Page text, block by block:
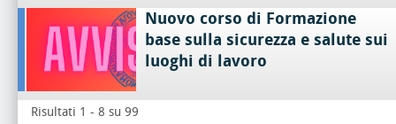
Nuovo corso di Formazione
base sulla sicurezza e salute sui
luoghi di lavoro
Risultati 1 - 8 su 99